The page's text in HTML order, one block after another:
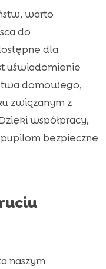
warto
do
dla
uświadomienie
domowego,
związanym z
współpracy,
bezpieczne
naszym